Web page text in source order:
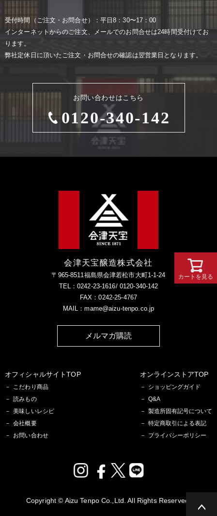
お問い合わせはこちら
0120-340-142
受付時間（ご注⽂・お問合せ）：平⽇8：30〜17：00
インターネットからのご注⽂、メールでのお問合せは24時間受付けてお
ります。
弊社定休⽇に頂いたご注⽂・お問合せの確認は翌営業⽇となります。
会津天宝醸造株式会社
〒965-8511福島県会津若松市大町1-1-24
TEL：0242-23-1616/ 0120-340-142
FAX：0242-25-4767
MAIL：mame@aizu-tenpo.co.jp
メルマガ購読
オフィシャルサイトTOP
こだわり商品
読みもの
美味しいレシピ
会社概要
お問い合わせ
オンラインストアTOP
ショッピングガイド
Q&A
製造所固有記号について
特定商取引による表記
プライバシーポリシー
Copyright © Aizu Tenpo Co.,Ltd. All Rights Reserved.
カートを見る